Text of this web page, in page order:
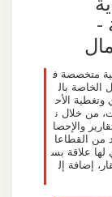
-
متخصصة ف
الخاصة بال
الأح
من خلال ن
والإحصا
من القطاعا
لها علاقة بس
إضافة إل